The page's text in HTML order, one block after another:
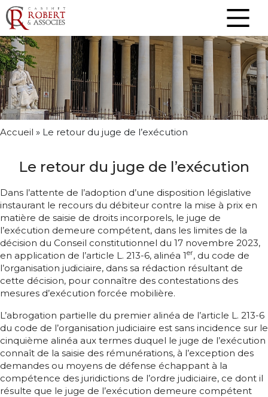
Accueil » Le retour du juge de l’exécution
Le retour du juge de l’exécution
Dans l’attente de l’adoption d’une disposition législative
instaurant le recours du débiteur contre la mise à prix en
matière de saisie de droits incorporels, le juge de
l’exécution demeure compétent, dans les limites de la
décision du Conseil constitutionnel du 17 novembre 2023,
en application de l’article L. 213-6, alinéa 1er, du code de
l’organisation judiciaire, dans sa rédaction résultant de
cette décision, pour connaître des contestations des
mesures d’exécution forcée mobilière.
L’abrogation partielle du premier alinéa de l’article L. 213-6
du code de l’organisation judiciaire est sans incidence sur le
cinquième alinéa aux termes duquel le juge de l’exécution
connaît de la saisie des rémunérations, à l’exception des
demandes ou moyens de défense échappant à la
compétence des juridictions de l’ordre judiciaire, ce dont il
résulte que le juge de l’exécution demeure compétent